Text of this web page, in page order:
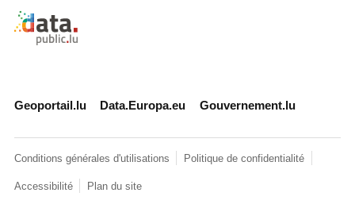
Retour à l'accueil de data.public.lu
Geoportail.lu Data.Europa.eu Gouvernement.lu
Conditions générales d'utilisations Politique de confidentialité
Accessibilité Plan du site